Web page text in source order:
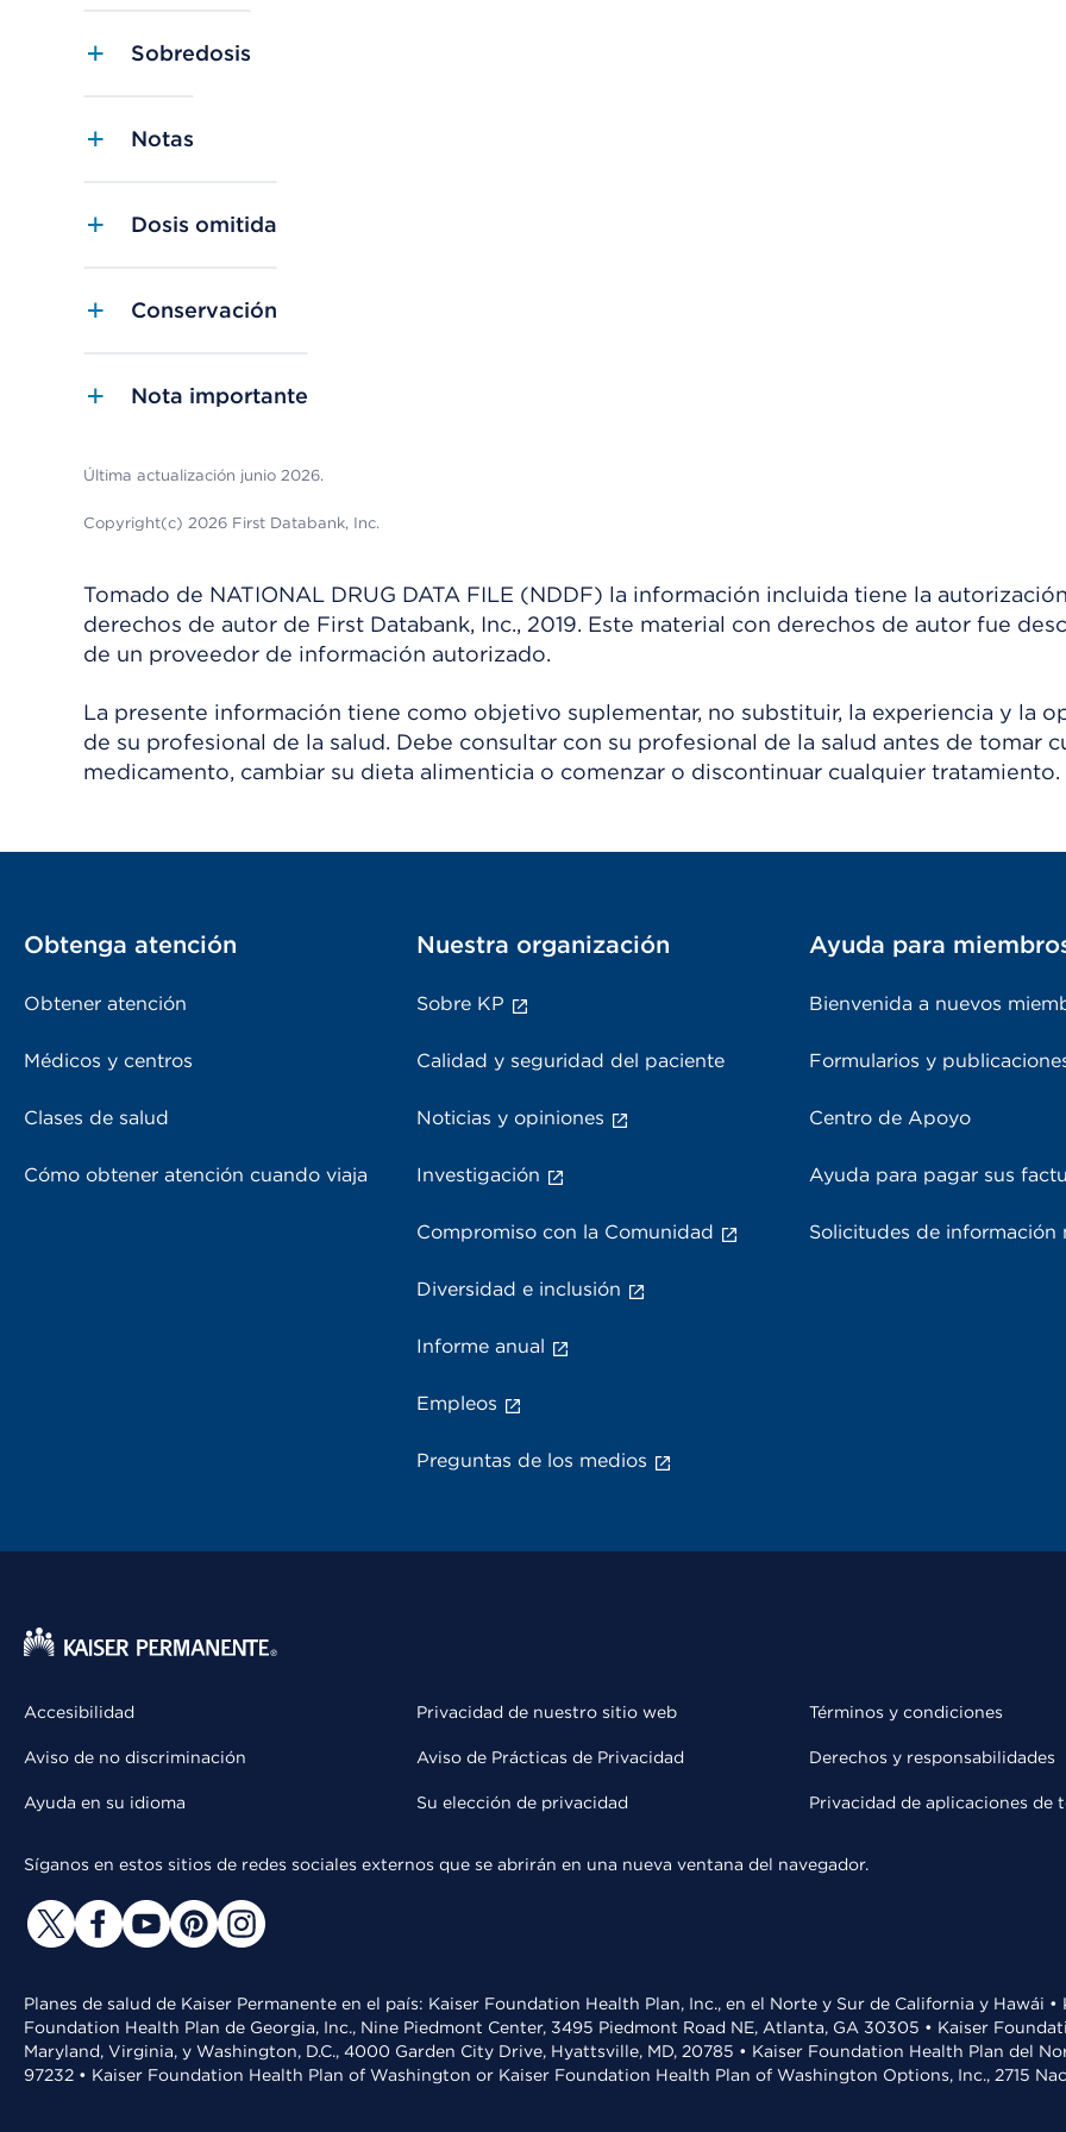
Sobredosis
Notas
Dosis omitida
Conservación
Nota importante
Última actualización junio 2026.
Copyright(c) 2026 First Databank, Inc.
Tomado de NATIONAL DRUG DATA FILE (NDDF) la información incluida tiene la
derechos de autor de First Databank, Inc., 2019. Este material con derechos de autor fue
de un proveedor de información autorizado.
La presente información tiene como objetivo suplementar, no substituir, la experiencia y la
de su profesional de la salud. Debe consultar con su profesional de la salud antes de tomar
medicamento, cambiar su dieta alimenticia o comenzar o discontinuar cualquier tratamiento.
Obtenga atención
Obtener atención
Médicos y centros
Clases de salud
Cómo obtener atención cuando viaja
Nuestra organización
Sobre KP
Calidad y seguridad del paciente
Noticias y opiniones
Investigación
Compromiso con la Comunidad
Diversidad e inclusión
Informe anual
Empleos
Preguntas de los medios
Ayuda para
Bienvenida a nuevos
Formularios y
Centro de Apoyo
Ayuda para pagar sus
Solicitudes de información
Accesibilidad
Aviso de no discriminación
Ayuda en su idioma
Privacidad de nuestro sitio web
Aviso de Prácticas de Privacidad
Su elección de privacidad
Términos y condiciones
Derechos y responsabilidades
Privacidad de aplicaciones de
Síganos en estos sitios de redes sociales externos que se abrirán en una nueva ventana del navegador.
Planes de salud de Kaiser Permanente en el país: Kaiser Foundation Health Plan, Inc., en el Norte y Sur de California y Hawái
Foundation Health Plan de Georgia, Inc., Nine Piedmont Center, 3495 Piedmont Road NE, Atlanta, GA 30305 • Kaiser
Maryland, Virginia, y Washington, D.C., 4000 Garden City Drive, Hyattsville, MD, 20785 • Kaiser Foundation Health Plan del
97232 • Kaiser Foundation Health Plan of Washington or Kaiser Foundation Health Plan of Washington Options, Inc., 2715